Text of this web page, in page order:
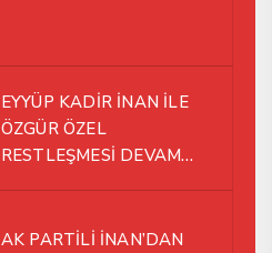
EYYÜP KADİR İNAN İLE
ÖZGÜR ÖZEL
RESTLEŞMESİ DEVAM
AK PARTİLİ İNAN’DAN